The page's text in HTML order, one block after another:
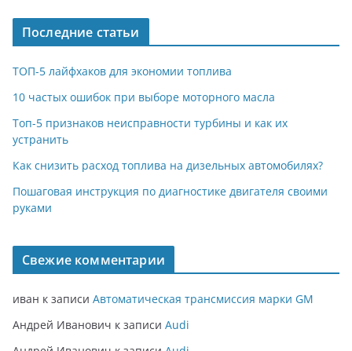
Последние статьи
ТОП-5 лайфхаков для экономии топлива
10 частых ошибок при выборе моторного масла
Топ-5 признаков неисправности турбины и как их
устранить
Как снизить расход топлива на дизельных автомобилях?
Пошаговая инструкция по диагностике двигателя своими
руками
Свежие комментарии
иван к записи Автоматическая трансмиссия марки GM
Андрей Иванович к записи Audi